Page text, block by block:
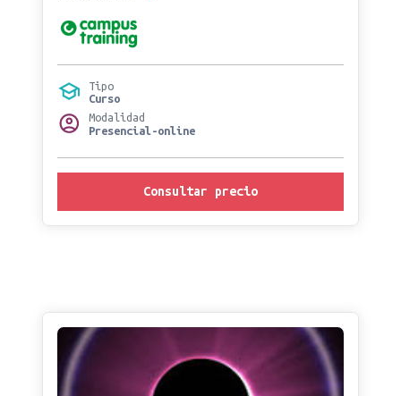
Tipo
Curso
Modalidad
Presencial-online
Consultar precio